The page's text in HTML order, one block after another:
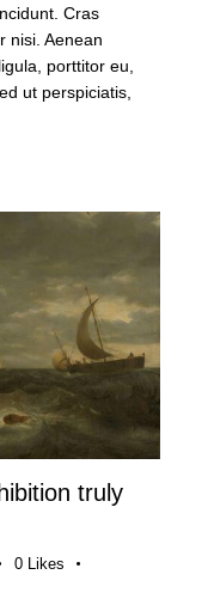
Cras
nisi. Aenean
porttitor eu,
ut perspiciatis,
truly
0 Likes